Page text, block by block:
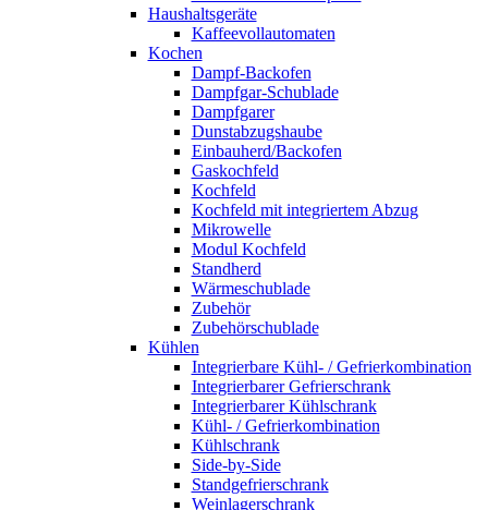
Haushaltsgeräte
Kaffeevollautomaten
Kochen
Dampf-Backofen
Dampfgar-Schublade
Dampfgarer
Dunstabzugshaube
Einbauherd/Backofen
Gaskochfeld
Kochfeld
Kochfeld mit integriertem Abzug
Mikrowelle
Modul Kochfeld
Standherd
Wärmeschublade
Zubehör
Zubehörschublade
Kühlen
Integrierbare Kühl- / Gefrierkombination
Integrierbarer Gefrierschrank
Integrierbarer Kühlschrank
Kühl- / Gefrierkombination
Kühlschrank
Side-by-Side
Standgefrierschrank
Weinlagerschrank